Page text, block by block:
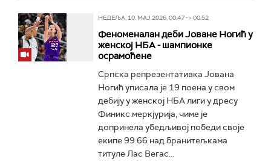
НЕДЕЉА, 10. МАЈ 2026, 00:47 -> 00:52
Феноменалан деби Јоване Ногић у
женској НБА - шампионке
осрамоћене
Српска репрезентативка Јована
Ногић уписала је 19 поена у свом
дебију у женској НБА лиги у дресу
Финикс меркјурија, чиме је
допринела убедљивој победи своје
екипе 99:66 над бранитељкама
титуле Лас Вегас...